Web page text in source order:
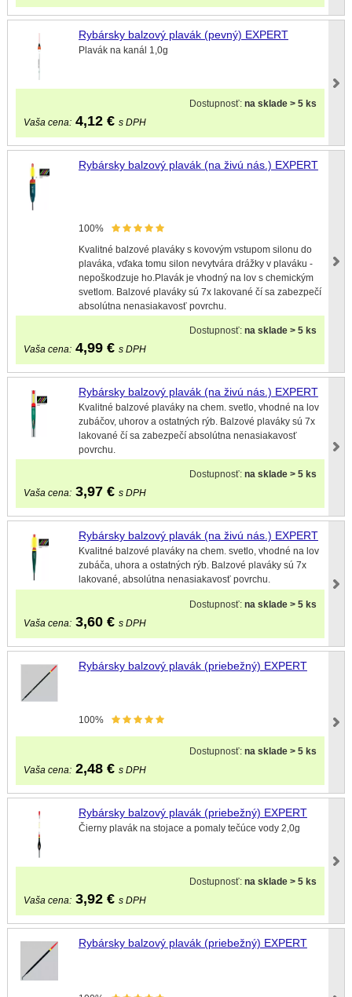
Rybársky balzový plavák (pevný) EXPERT
Plavák na kanál 1,0g
Dostupnosť:na sklade > 5 ks
Vaša cena: 4,12 € s DPH
Rybársky balzový plavák (na živú nás.) EXPERT
100%
Kvalitné balzové plaváky s kovovým vstupom silonu do
plaváka, vďaka tomu silon nevytvára drážky v plaváku -
nepoškodzuje ho.Plavák je vhodný na lov s chemickým
svetlom. Balzové plaváky sú 7x lakované čí sa zabezpečí
absolútna nenasiakavosť povrchu.
Dostupnosť:na sklade > 5 ks
Vaša cena: 4,99 € s DPH
Rybársky balzový plavák (na živú nás.) EXPERT
Kvalitné balzové plaváky na chem. svetlo, vhodné na lov
zubáčov, uhorov a ostatných rýb. Balzové plaváky sú 7x
lakované čí sa zabezpečí absolútna nenasiakavosť
povrchu.
Dostupnosť:na sklade > 5 ks
Vaša cena: 3,97 € s DPH
Rybársky balzový plavák (na živú nás.) EXPERT
Kvalitné balzové plaváky na chem. svetlo, vhodné na lov
zubáča, uhora a ostatných rýb. Balzové plaváky sú 7x
lakované, absolútna nenasiakavosť povrchu.
Dostupnosť:na sklade > 5 ks
Vaša cena: 3,60 € s DPH
Rybársky balzový plavák (priebežný) EXPERT
100%
Dostupnosť:na sklade > 5 ks
Vaša cena: 2,48 € s DPH
Rybársky balzový plavák (priebežný) EXPERT
Čierny plavák na stojace a pomaly tečúce vody 2,0g
Dostupnosť:na sklade > 5 ks
Vaša cena: 3,92 € s DPH
Rybársky balzový plavák (priebežný) EXPERT